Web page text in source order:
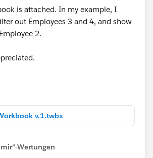
is attached. In my example, I
out Employees 3 and 4, and show
2.
v.1.twbx
Wertungen